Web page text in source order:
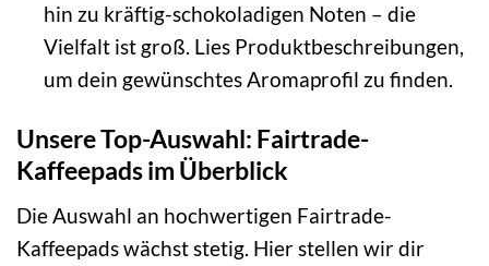
hin zu kräftig-schokoladigen Noten – die
Vielfalt ist groß. Lies Produktbeschreibungen,
um dein gewünschtes Aromaprofil zu finden.
Unsere Top-Auswahl: Fairtrade-
Kaffeepads im Überblick
Die Auswahl an hochwertigen Fairtrade-
Kaffeepads wächst stetig. Hier stellen wir dir